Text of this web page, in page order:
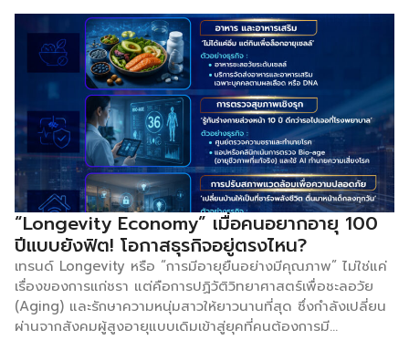
เนื่องจากความต้องการผลิตภัณฑ์ญี่ปุ่นยังคงเติบโตอย่างต่อ
เนื่องทั่วเอเชียตะวันออกเฉียงใต้ โดยได้รับแรงหนุนจากความนิยม
อย่างมากของมัทฉะและวัตถุดิบพรีเมียมอื่น ๆ งานนี้จึงเป็นเวทีที่
เหมาะสมสำหรับการสำรวจผลิตภัณฑ์ที่มีมัทฉะเป็นส่วนผสม รวม
ถึงอาหารญี่ปุ่นคุณภาพสูงหลากหลายประเภทที่ได้รับการพัฒนา
ขึ้นเพื่อตลาดต่างประเทศโดยเฉพาะ ผู้เข้าชมงานจะได้พบกับ
ผลิตภัณฑ์มากมาย ตั้งแต่อาหารแปรรูปและเครื่องดื่ม ไปจนถึง
สินค้าระดับพรีเมียม สินค้าเพื่อสุขภาพ และสินค้าเพิ่มมูลค่า ซึ่ง
เหมาะสำหรับธุรกิจค้าปลีก บริการอาหาร และการจัดจำหน่าย
“JAPAN’S FOOD” EXPORT FAIR คืองานแสดงสินค้าเพื่อการ
ค้าแบบ B2B ที่รวบรวมผู้จัดแสดงสินค้าจากญี่ปุ่นซึ่งดำเนินธุรกิจ
ส่งออกไปยังต่างประเทศโดยเฉพาะ งานนี้จัดขึ้นโดยได้รับการ
สนับสนุนอย่างเต็มที่จากหน่วยงานภาครัฐของญี่ปุ่น และออกแบบ
มาเพื่อผู้นำเข้า ผู้จัดจำหน่าย ผู้ค้าปลีก ผู้ค้าส่ง ผู้ประกอบธุรกิจ
บริการอาหาร รวมถึงบริษัทการค้าที่กำลังแสวงหาความร่วมมือ
ระยะยาวและโอกาสทางธุรกิจใหม่ ๆ งานแสดงสินค้าประจำฤดู
ร้อนปี 2569 คาดว่าจะต้อนรับผู้เข้าชมงานระดับมืออาชีพกว่า […]
“Longevity Economy” เมื่อคนอยากอายุ 100
ปีแบบยังฟิต! โอกาสธุรกิจอยู่ตรงไหน?
เทรนด์ Longevity หรือ “การมีอายุยืนอย่างมีคุณภาพ” ไม่ใช่แค่
เรื่องของการแก่ชรา แต่คือการปฏิวัติวิทยาศาสตร์เพื่อชะลอวัย
(Aging) และรักษาความหนุ่มสาวให้ยาวนานที่สุด ซึ่งกำลังเปลี่ยน
ผ่านจากสังคมผู้สูงอายุแบบเดิมเข้าสู่ยุคที่คนต้องการมี